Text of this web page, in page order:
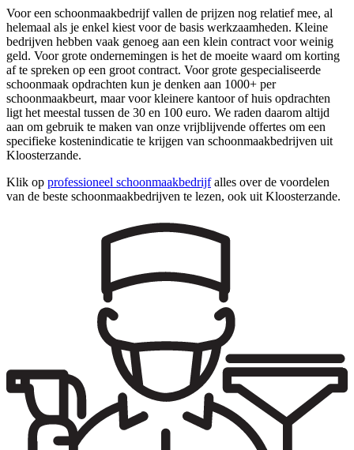
Voor een schoonmaakbedrijf vallen de prijzen nog relatief mee, al
helemaal als je enkel kiest voor de basis werkzaamheden. Kleine
bedrijven hebben vaak genoeg aan een klein contract voor weinig
geld. Voor grote ondernemingen is het de moeite waard om korting
af te spreken op een groot contract. Voor grote gespecialiseerde
schoonmaak opdrachten kun je denken aan 1000+ per
schoonmaakbeurt, maar voor kleinere kantoor of huis opdrachten
ligt het meestal tussen de 30 en 100 euro. We raden daarom altijd
aan om gebruik te maken van onze vrijblijvende offertes om een
specifieke kostenindicatie te krijgen van schoonmaakbedrijven uit
Kloosterzande.
Klik op professioneel schoonmaakbedrijfalles over de voordelen
van de beste schoonmaakbedrijven te lezen, ook uit Kloosterzande.